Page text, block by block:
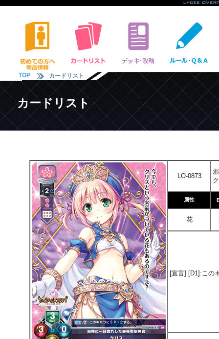
TOP カードリスト
カードリスト
LO-0873
属性
花
[宣言] [D1]:この